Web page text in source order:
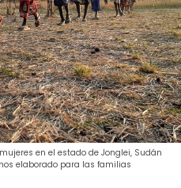
en el estado de Jonglei, Sudán
elaborado para las familias